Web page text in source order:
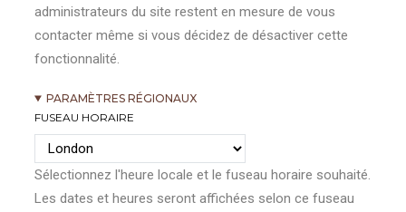
administrateurs du site restent en mesure de vous
contacter même si vous décidez de désactiver cette
fonctionnalité.
PARAMÈTRES RÉGIONAUX
FUSEAU HORAIRE
Sélectionnez l'heure locale et le fuseau horaire souhaité.
Les dates et heures seront affichées selon ce fuseau